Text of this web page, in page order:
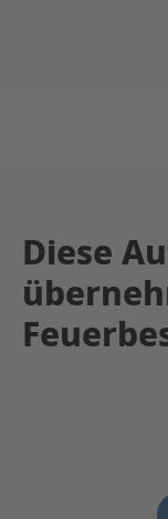
Diese